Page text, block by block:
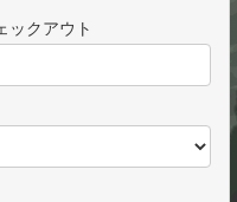
ックアウト